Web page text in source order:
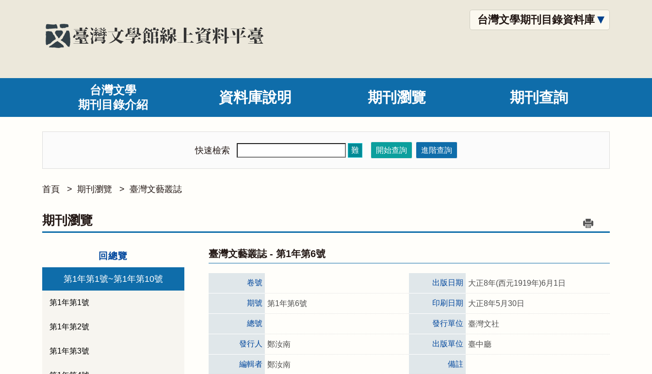
台灣文學期刊目錄資料庫
台灣文學
期刊目錄介紹
資料庫說明 期刊瀏覽 期刊查詢
快速檢索 難 開始查詢 進階查詢
首頁 > 期刊瀏覽 > 臺灣文藝叢誌
期刊瀏覽
回總覽
第1年第1號~第1年第10號
第1年第1號
第1年第2號
第1年第3號
臺灣文藝叢誌 - 第1年第6號
卷號 出版日期 大正8年(西元1919年)6月1日
期號 第1年第6號 印刷日期 大正8年5月30日
總號 發行單位 臺灣文社
發行人 鄭汝南 出版單位 臺中廳
編輯者 鄭汝南 備註